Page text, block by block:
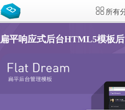
所有
扁平响应式后台HTML5模板